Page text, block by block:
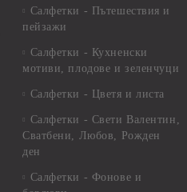
Салфетки - Пътешествия и
пейзажи
Салфетки - Кухненски
мотиви, плодове и зеленчуци
Салфетки - Цветя и листа
Салфетки - Свети Валентин,
Сватбени, Любов, Рожден
ден
Салфетки - Фонове и